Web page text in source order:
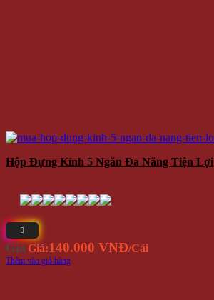
Hộp Đựng Kính 5 Ngăn Đa Năng Tiện Lợi
Giá Giá:140.000 VNĐ/Cái
Thêm vào giỏ hàng